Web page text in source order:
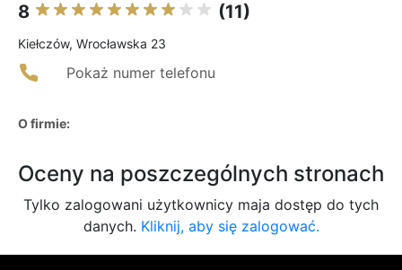
8 (11)
Kiełczów, Wrocławska 23
Pokaż numer telefonu
O firmie:
Oceny na poszczególnych stronach
Tylko zalogowani użytkownicy maja dostęp do tych
danych. Kliknij, aby się zalogować.